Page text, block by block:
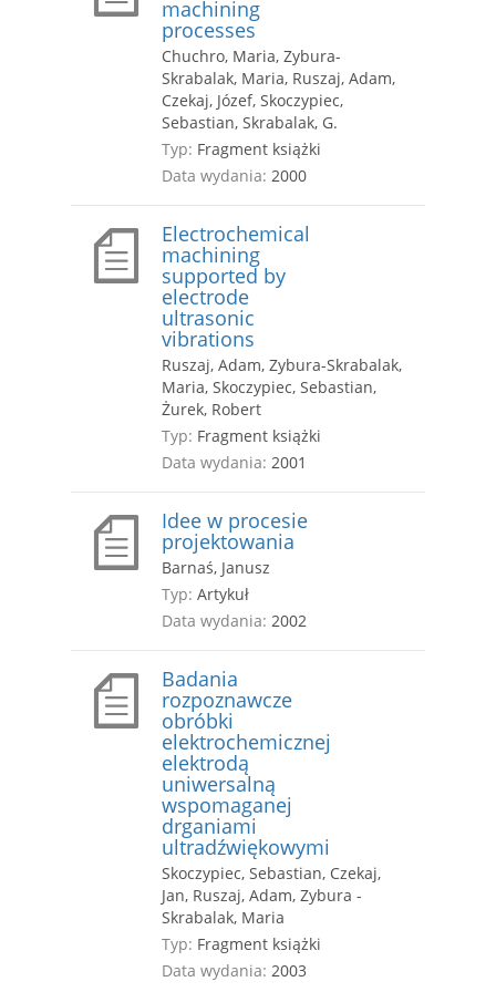
machining
processes
Chuchro, Maria, Zybura-
Skrabalak, Maria, Ruszaj, Adam,
Czekaj, Józef, Skoczypiec,
Sebastian, Skrabalak, G.
Typ: Fragment książki
Data wydania: 2000
Electrochemical
machining
supported by
electrode
ultrasonic
vibrations
Ruszaj, Adam, Zybura-Skrabalak,
Maria, Skoczypiec, Sebastian,
Żurek, Robert
Typ: Fragment książki
Data wydania: 2001
Idee w procesie
projektowania
Barnaś, Janusz
Typ: Artykuł
Data wydania: 2002
Badania
rozpoznawcze
obróbki
elektrochemicznej
elektrodą
uniwersalną
wspomaganej
drganiami
ultradźwiękowymi
Skoczypiec, Sebastian, Czekaj,
Jan, Ruszaj, Adam, Zybura -
Skrabalak, Maria
Typ: Fragment książki
Data wydania: 2003